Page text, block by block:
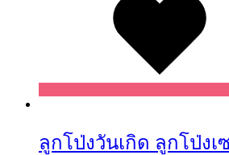
ลูกโป่งวันเกิด ลูกโป่งเ